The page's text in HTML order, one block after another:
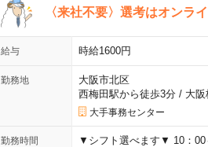
〈来社不要〉選考はオンラ
給与 時給1600円
勤務地
大阪市北区
西梅田駅から徒歩3分/ 大
大手事務センター
勤務時間
▼シフト選べます▼ 10：00